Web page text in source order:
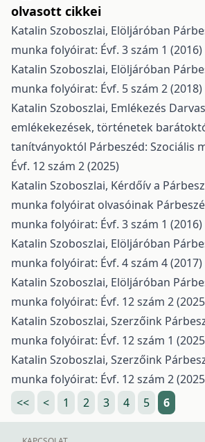
olvasott cikkei
Katalin Szoboszlai, Elöljáróban
munka folyóirat: Évf. 3 szám 1 (2016)
Katalin Szoboszlai, Elöljáróban
munka folyóirat: Évf. 5 szám 2 (2018)
Katalin Szoboszlai, Emlékezés
emlékekezések, történetek
tanítványoktól Párbeszéd: Szociális
Évf. 12 szám 2 (2025)
Katalin Szoboszlai, Kérdőív a
munka folyóirat olvasóinak
munka folyóirat: Évf. 3 szám 1 (2016)
Katalin Szoboszlai, Elöljáróban
munka folyóirat: Évf. 4 szám 4 (2017)
Katalin Szoboszlai, Elöljáróban
munka folyóirat: Évf. 12 szám 2
Katalin Szoboszlai, Szerzőink
munka folyóirat: Évf. 12 szám 1
Katalin Szoboszlai, Szerzőink
munka folyóirat: Évf. 12 szám 2
<<
< 1 2 3 4 5 6